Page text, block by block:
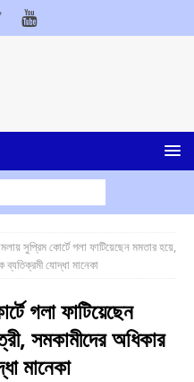
সুপ্রিম কোর্টে গলা ফাটিয়েছেন মমতার হয়ে,
যোদ্ধা মানেকা
গলা ফাটিয়েছেন
সমকামীদের অধিকার
মানেকা